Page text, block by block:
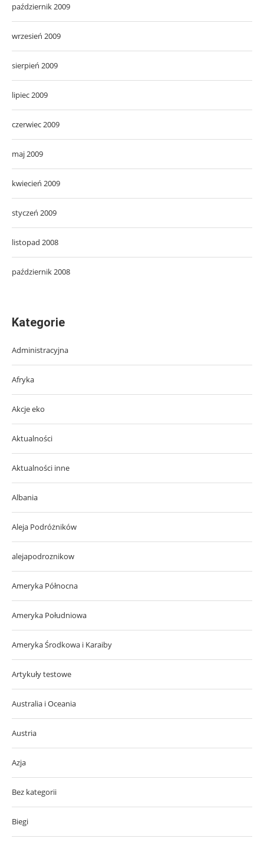
październik 2009
wrzesień 2009
sierpień 2009
lipiec 2009
czerwiec 2009
maj 2009
kwiecień 2009
styczeń 2009
listopad 2008
październik 2008
Kategorie
Administracyjna
Afryka
Akcje eko
Aktualności
Aktualności inne
Albania
Aleja Podróżników
alejapodroznikow
Ameryka Północna
Ameryka Południowa
Ameryka Środkowa i Karaiby
Artykuły testowe
Australia i Oceania
Austria
Azja
Bez kategorii
Biegi